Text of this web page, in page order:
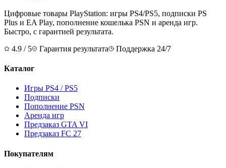
Цифровые товары PlayStation: игры PS4/PS5, подписки PS
Plus и EA Play, пополнение кошелька PSN и аренда игр.
Быстро, с гарантией результата.
4.9 / 5
Гарантия результата Поддержка 24/7
Каталог
Игры PS4 / PS5
Подписки
Пополнение PSN
Аренда игр
Предзаказ GTA VI
Предзаказ FC 27
Покупателям